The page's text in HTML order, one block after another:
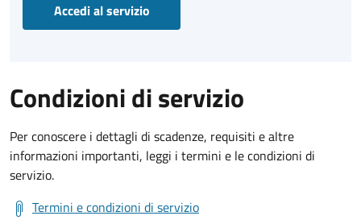
Accedi al servizio
Condizioni di servizio
Per conoscere i dettagli di scadenze, requisiti e altre
informazioni importanti, leggi i termini e le condizioni di
servizio.
Termini e condizioni di servizio